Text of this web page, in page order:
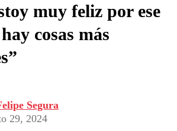
muy feliz por ese
cosas más
Segura
29, 2024